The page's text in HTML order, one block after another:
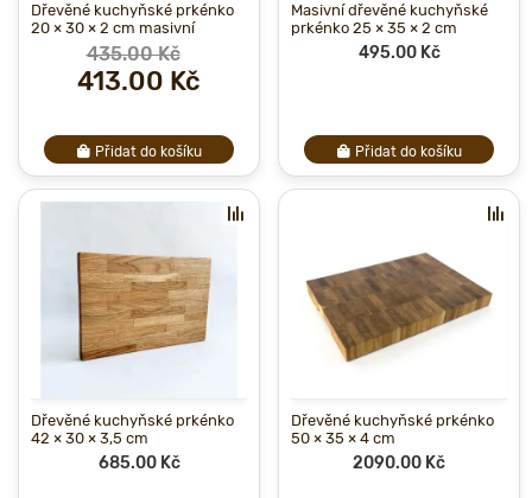
Dřevěné kuchyňské prkénko
20 × 30 × 2 cm masivní
435.00 Kč
413.00 Kč
Přidat do košíku
Masivní dřevěné kuchyňské
prkénko 25 × 35 × 2 cm
495.00 Kč
Přidat do košíku
Dřevěné kuchyňské prkénko
42 × 30 × 3,5 cm
685.00 Kč
Dřevěné kuchyňské prkénko
50 × 35 × 4 cm
2090.00 Kč